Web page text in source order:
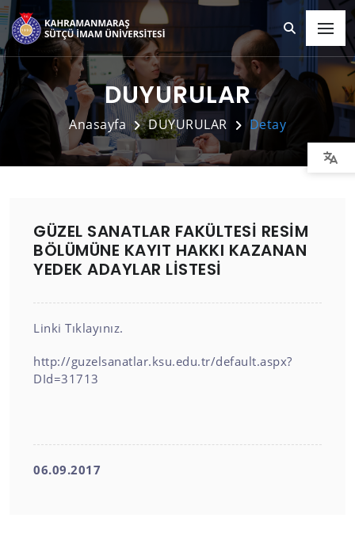
DUYURULAR
Anasayfa DUYURULAR Detay
GÜZEL SANATLAR FAKÜLTESİ RESİM
BÖLÜMÜNE KAYIT HAKKI KAZANAN
YEDEK ADAYLAR LİSTESİ
Linki Tıklayınız.
http://guzelsanatlar.ksu.edu.tr/default.aspx?
DId=31713
06.09.2017